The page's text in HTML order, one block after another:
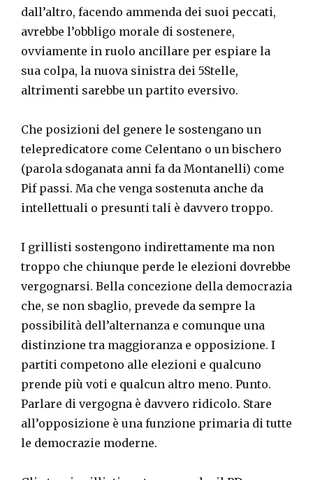
dall’altro, facendo ammenda dei suoi peccati,
avrebbe l’obbligo morale di sostenere,
ovviamente in ruolo ancillare per espiare la
sua colpa, la nuova sinistra dei 5Stelle,
altrimenti sarebbe un partito eversivo.
Che posizioni del genere le sostengano un
telepredicatore come Celentano o un bischero
(parola sdoganata anni fa da Montanelli) come
Pif passi. Ma che venga sostenuta anche da
intellettuali o presunti tali è davvero troppo.
I grillisti sostengono indirettamente ma non
troppo che chiunque perde le elezioni dovrebbe
vergognarsi. Bella concezione della democrazia
che, se non sbaglio, prevede da sempre la
possibilità dell’alternanza e comunque una
distinzione tra maggioranza e opposizione. I
partiti competono alle elezioni e qualcuno
prende più voti e qualcun altro meno. Punto.
Parlare di vergogna è davvero ridicolo. Stare
all’opposizione è una funzione primaria di tutte
le democrazie moderne.